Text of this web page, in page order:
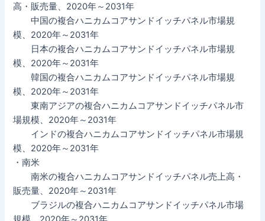
高・販売量、2020年～2031年
中国の複合ハニカムコアサンドイッチパネル市場規
模、2020年～2031年
日本の複合ハニカムコアサンドイッチパネル市場規
模、2020年～2031年
韓国の複合ハニカムコアサンドイッチパネル市場規
模、2020年～2031年
東南アジアの複合ハニカムコアサンドイッチパネル市
場規模、2020年～2031年
インドの複合ハニカムコアサンドイッチパネル市場規
模、2020年～2031年
・南米
南米の複合ハニカムコアサンドイッチパネル売上高・
販売量、2020年～2031年
ブラジルの複合ハニカムコアサンドイッチパネル市場